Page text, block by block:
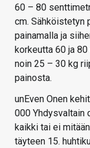
60 – 80
cm. Sähköistetyn
painamalla ja
korkeutta 60 ja
noin 25 – 30 kg
painosta.
unEven Onen
000 Yhdysvaltain
kaikki tai ei
täyteen 15.